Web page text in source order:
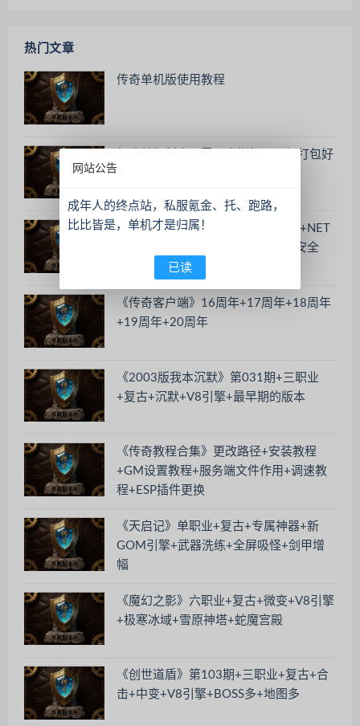
热门文章
传奇单机版使用教程
征途单机版本，需要虚拟机，一起打包好
《新手必看-游戏环境包》DLL修复+NET
运行库+微软运行库+防火墙+系统安全
Windows Defender
《传奇客户端》16周年+17周年+18周年
+19周年+20周年
《2003版我本沉默》第031期+三职业
+复古+沉默+V8引擎+最早期的版本
《传奇教程合集》更改路径+安装教程
+GM设置教程+服务端文件作用+调速教
程+ESP插件更换
《天启记》单职业+复古+专属神器+新
GOM引擎+武器洗练+全屏吸怪+剑甲增
幅
《魔幻之影》六职业+复古+微变+V8引擎
+极寒冰域+雪原神塔+蛇魔宫殿
《创世道盾》第103期+三职业+复古+合
击+中变+V8引擎+BOSS多+地图多
网站公告
成年人的终点站，私服氪金、托、跑路，
比比皆是，单机才是归属！
已读